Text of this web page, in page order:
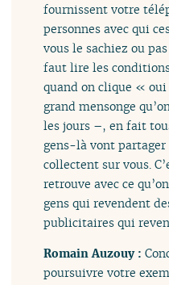
fournissent votre
personnes avec qui
vous le sachiez ou
faut lire les
quand on clique «
grand mensonge
les jours –, en fait
gens-là vont partager
collectent sur vous.
retrouve avec ce
gens qui revendent
publicitaires qui
Romain Auzouy :
poursuivre votre